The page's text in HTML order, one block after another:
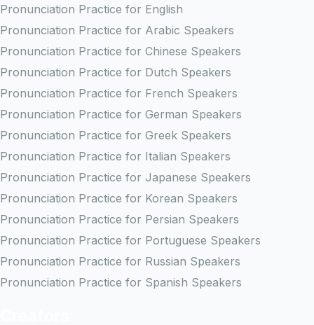
Pronunciation Practice for English
Pronunciation Practice for Arabic Speakers
Pronunciation Practice for Chinese Speakers
Pronunciation Practice for Dutch Speakers
Pronunciation Practice for French Speakers
Pronunciation Practice for German Speakers
Pronunciation Practice for Greek Speakers
Pronunciation Practice for Italian Speakers
Pronunciation Practice for Japanese Speakers
Pronunciation Practice for Korean Speakers
Pronunciation Practice for Persian Speakers
Pronunciation Practice for Portuguese Speakers
Pronunciation Practice for Russian Speakers
Pronunciation Practice for Spanish Speakers